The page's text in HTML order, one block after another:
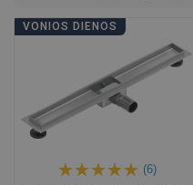
VONIOS DIENOS
(6)